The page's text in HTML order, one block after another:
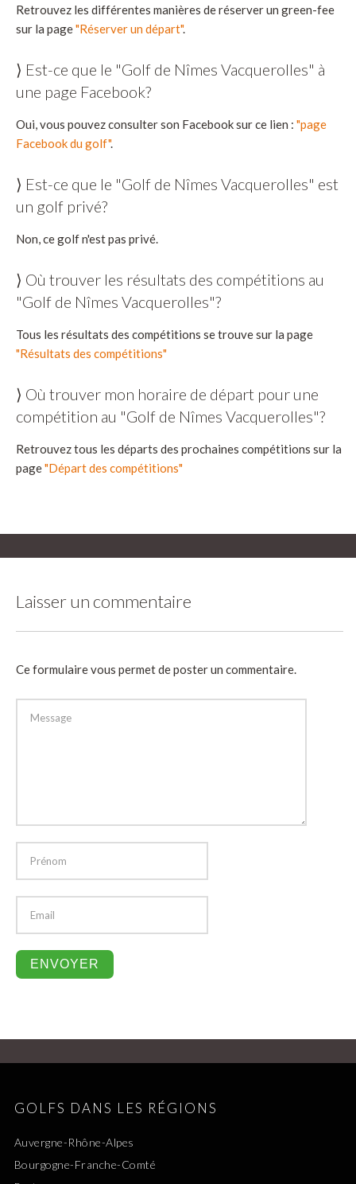
Retrouvez les différentes manières de réserver un green-fee
sur la page"Réserver un départ".
⟩ Est-ce que le "Golf de Nîmes Vacquerolles" à
une page Facebook?
Oui, vous pouvez consulter son Facebook sur ce lien : "page
Facebook du golf".
⟩ Est-ce que le "Golf de Nîmes Vacquerolles" est
un golf privé?
Non, ce golf n'est pas privé.
⟩ Où trouver les résultats des compétitions au
"Golf de Nîmes Vacquerolles"?
Tous les résultats des compétitions se trouve sur la page
"Résultats des compétitions"
⟩ Où trouver mon horaire de départ pour une
compétition au "Golf de Nîmes Vacquerolles"?
Retrouvez tous les départs des prochaines compétitions sur la
page"Départ des compétitions"
Laisser un commentaire
Ce formulaire vous permet de poster un commentaire.
GOLFS DANS LES RÉGIONS
Auvergne-Rhône-Alpes
Bourgogne-Franche-Comté